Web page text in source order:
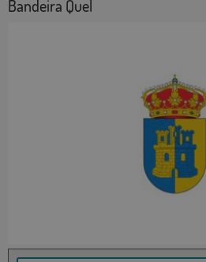
Bandeira Quel